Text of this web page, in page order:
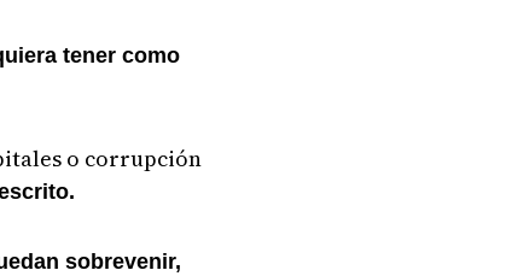
tener como
o corrupción
sobrevenir,